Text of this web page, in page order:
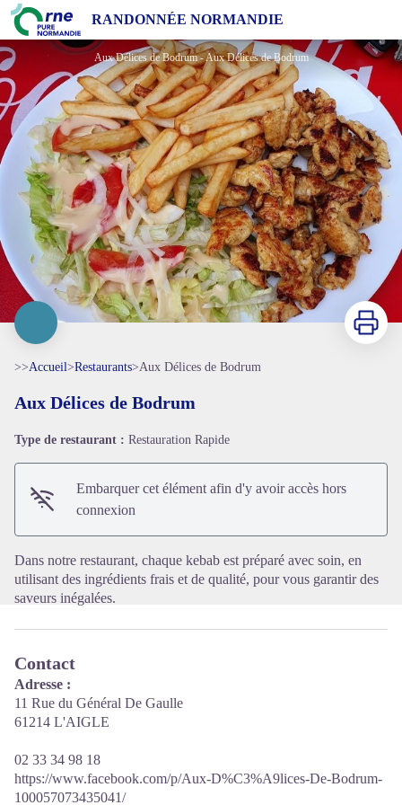
RANDONNÉE NORMANDIE
Aux Délices de Bodrum
Aux Délices de Bodrum - Aux Délices de Bodrum
Imprimer
>>Accueil>Restaurants>Aux Délices de Bodrum
Aux Délices de Bodrum
Type de restaurant : Restauration Rapide
Embarquer cet élément afin d'y avoir accès hors
connexion
Dans notre restaurant, chaque kebab est préparé avec soin, en
utilisant des ingrédients frais et de qualité, pour vous garantir des
saveurs inégalées.
Contact
Adresse :
11 Rue du Général De Gaulle
61214 L'AIGLE
02 33 34 98 18
https://www.facebook.com/p/Aux-D%C3%A9lices-De-Bodrum-
100057073435041/